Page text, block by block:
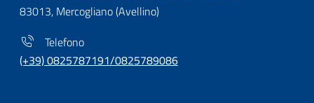
83013, Mercogliano (Avellino)
Telefono
(+39) 0825787191/0825789086